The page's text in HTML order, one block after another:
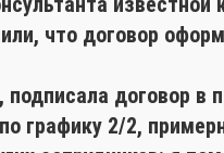
что договор
договор
графику 2/2,